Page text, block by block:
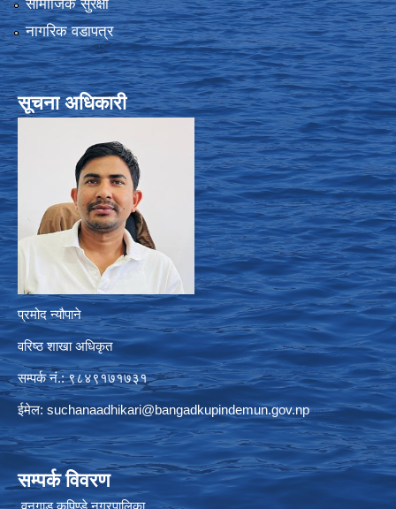
सामाजिक सुरक्षा
नागरिक वडापत्र
सूचना अधिकारी
प्रमोद न्यौपाने
वरिष्ठ शाखा अधिकृत
सम्पर्क नं.: ९८४९१७१७३१
ईमेल: suchanaadhikari@bangadkupindemun.gov.np
सम्पर्क विवरण